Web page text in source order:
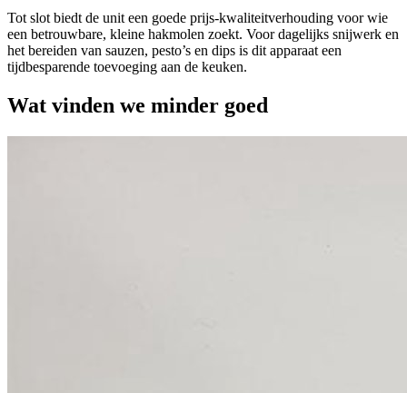
Tot slot biedt de unit een goede prijs-kwaliteitverhouding voor wie
een betrouwbare, kleine hakmolen zoekt. Voor dagelijks snijwerk en
het bereiden van sauzen, pesto’s en dips is dit apparaat een
tijdbesparende toevoeging aan de keuken.
Wat vinden we minder goed